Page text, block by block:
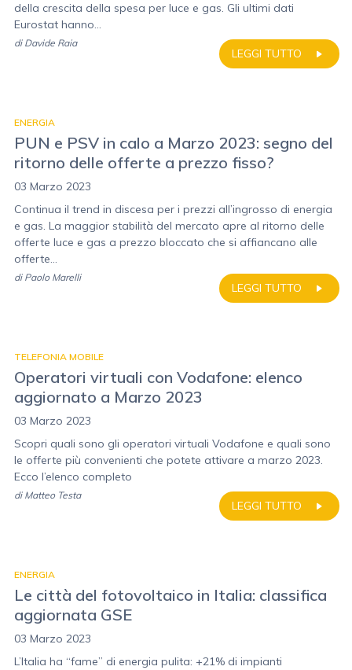
della crescita della spesa per luce e gas. Gli ultimi dati
Eurostat hanno...
LEGGI TUTTO
di Davide Raia
ENERGIA
PUN e PSV in calo a Marzo 2023: segno del
ritorno delle offerte a prezzo fisso?
03 Marzo 2023
Continua il trend in discesa per i prezzi all’ingrosso di energia
e gas. La maggior stabilità del mercato apre al ritorno delle
offerte luce e gas a prezzo bloccato che si affiancano alle
offerte...
LEGGI TUTTO
di Paolo Marelli
TELEFONIA MOBILE
Operatori virtuali con Vodafone: elenco
aggiornato a Marzo 2023
03 Marzo 2023
Scopri quali sono gli operatori virtuali Vodafone e quali sono
le offerte più convenienti che potete attivare a marzo 2023.
Ecco l’elenco completo
LEGGI TUTTO
di Matteo Testa
ENERGIA
Le città del fotovoltaico in Italia: classifica
aggiornata GSE
03 Marzo 2023
L’Italia ha “fame” di energia pulita: +21% di impianti